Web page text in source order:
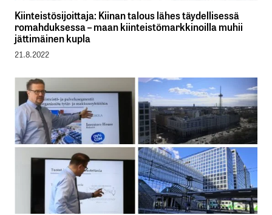
Kiinteistösijoittaja: Kiinan talous lähes täydellisessä
romahduksessa – maan kiinteistömarkkinoilla muhii
jättimäinen kupla
21.8.2022